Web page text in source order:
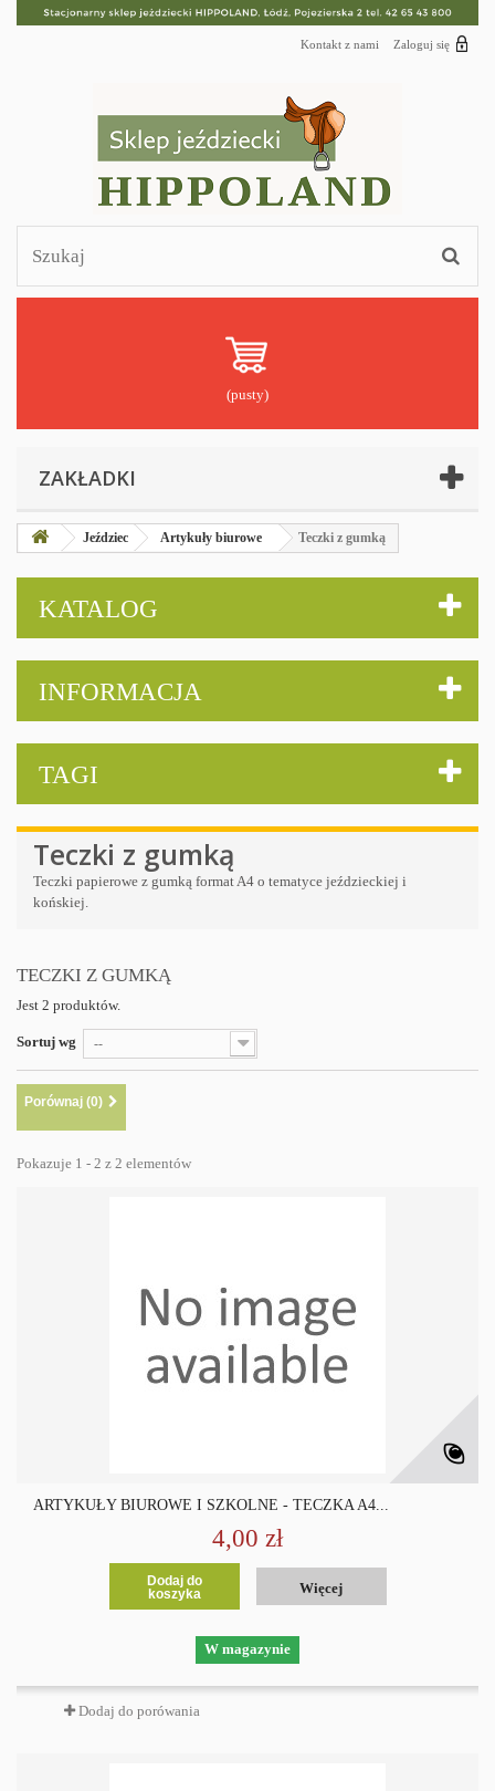
Zaloguj się
Kontakt z nami
(pusty)
ZAKŁADKI
Jeździec Artykuły biurowe Teczki z gumką
KATALOG
INFORMACJA
TAGI
Teczki z gumką
Teczki papierowe z gumką format A4 o tematyce jeździeckiej i
końskiej.
TECZKI Z GUMKĄ
Jest 2 produktów.
Sortuj wg --
Porównaj (0)
Pokazuje 1 - 2 z 2 elementów
ARTYKUŁY BIUROWE I SZKOLNE - TECZKA A4...
4,00 zł
Dodaj do
koszyka
Więcej
W magazynie
Dodaj do porówania